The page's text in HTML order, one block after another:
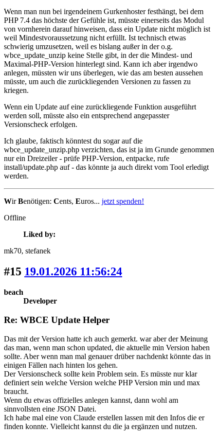
Wenn man nun bei irgendeinem Gurkenhoster festhängt, bei dem
PHP 7.4 das höchste der Gefühle ist, müsste einerseits das Modul
von vornherein darauf hinweisen, dass ein Update nicht möglich ist
weil Mindestvoraussetzung nicht erfüllt. Ist technisch etwas
schwierig umzusetzen, weil es bislang außer in der o.g.
wbce_update_unzip keine Stelle gibt, in der die Mindest- und
Maximal-PHP-Version hinterlegt sind. Kann ich aber irgendwo
anlegen, müssten wir uns überlegen, wie das am besten aussehen
müsste, um auch die zurückliegenden Versionen zu fassen zu
kriegen.
Wenn ein Update auf eine zurückliegende Funktion ausgeführt
werden soll, müsste also ein entsprechend angepasster
Versionscheck erfolgen.
Ich glaube, faktisch könntest du sogar auf die
wbce_update_unzip.php verzichten, das ist ja im Grunde genommen
nur ein Dreizeiler - prüfe PHP-Version, entpacke, rufe
install/update.php auf - das könnte ja auch direkt vom Tool erledigt
werden.
WirBenötigen: Cents, Euros... jetzt spenden!
Offline
Liked by:
mk70, stefanek
#15 19.01.2026 11:56:24
beach
Developer
Re: WBCE Update Helper
Das mit der Version hatte ich auch gemerkt. war aber der Meinung
das man, wenn man schon updated, die aktuelle min Version haben
sollte. Aber wenn man mal genauer drüber nachdenkt könnte das in
einigen Fällen nach hinten los gehen.
Der Versionscheck sollte kein Problem sein. Es müsste nur klar
definiert sein welche Version welche PHP Version min und max
braucht.
Wenn du etwas offizielles anlegen kannst, dann wohl am
sinnvollsten eine JSON Datei.
Ich habe mal eine von Claude erstellen lassen mit den Infos die er
finden konnte. Vielleicht kannst du die ja ergänzen und nutzen.